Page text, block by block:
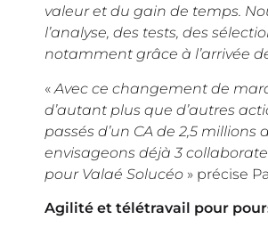
valeur et du gain de temps.
l’analyse, des tests, des
notamment grâce à l’arrivée
« Avec ce changement de
d’autant plus que d’autres
passés d’un CA de 2,5 millions
envisageons déjà 3
pour Valaé Solucéo » précise
Agilité et télétravail pour